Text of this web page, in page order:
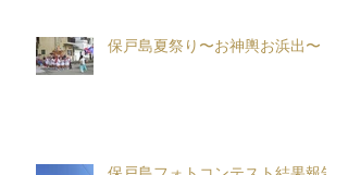
保戸島夏祭り〜お神輿お浜出〜